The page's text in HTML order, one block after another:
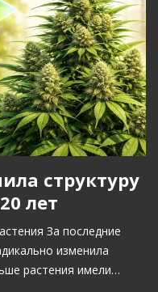
структуру
лет
За последние
изменила
растения имели…